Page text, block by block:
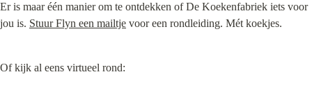
Er is maar één manier om te ontdekken of De Koekenfabriek iets voor
jou is. Stuur Flyn een mailtje voor een rondleiding. Mét koekjes.
Of kijk al eens virtueel rond: